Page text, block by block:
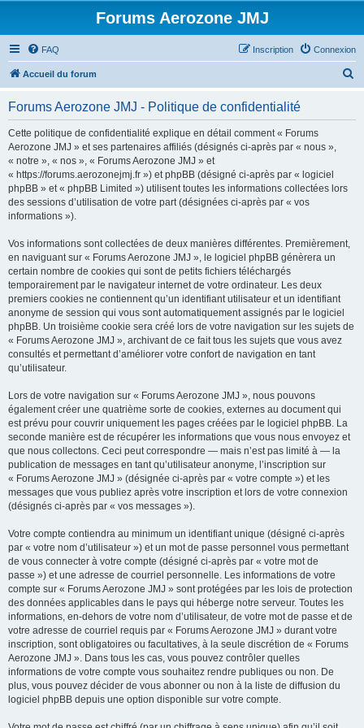
Forums Aerozone JMJ
FAQ Connexion
Inscription
Accueil du forum
Forums Aerozone JMJ - Politique de confidentialité
Cette politique de confidentialité explique en détail comment « Forums
Aerozone JMJ » et ses partenaires affiliés (désignés ci-après par « nous »,
« notre », « nos », « Forums Aerozone JMJ » et
« https://forums.aerozonejmj.fr ») et phpBB (désigné ci-après par « logiciel
phpBB » et « phpBB Limited ») utilisent toutes les informations collectées lors
des sessions d’utilisation de votre part (désignées ci-après par « vos
informations »).
Vos informations sont collectées de deux manières différentes. Premièrement,
en naviguant sur « Forums Aerozone JMJ », le logiciel phpBB génèrera un
certain nombre de cookies qui sont de petits fichiers téléchargés
temporairement par le navigateur internet de votre ordinateur. Les deux
premiers cookies ne contiennent qu’un identifiant utilisateur et un identifiant
anonyme de session qui vous sont automatiquement assignés par le logiciel
phpBB. Un troisième cookie sera créé lors de votre navigation sur les sujets de
« Forums Aerozone JMJ », archivant de ce fait tous les sujets que vous avez
consultés et permettant d’améliorer votre confort de navigation en tant
qu’utilisateur.
Lors de votre navigation sur « Forums Aerozone JMJ », nous pouvons
également créer une quatrième sorte de cookies, externes au document qui
est prévu pour couvrir uniquement les pages créées par le logiciel phpBB. La
seconde manière est de récupérer les informations que vous nous envoyez et
que nous collectons. Ceci peut correspondre — mais n’est pas limité à — la
publication de messages en tant qu’utilisateur anonyme, l’inscription sur
« Forums Aerozone JMJ » (désignée ci-après par « votre compte ») et les
messages que vous publiez après votre inscription et lors de votre connexion
(désignés ci-après par « vos messages »).
Votre compte contiendra au minimum un identifiant unique (désigné ci-après
par « votre nom d’utilisateur ») et un mot de passe personnel vous permettant
de vous connecter à votre compte (désigné ci-après par « votre mot de
passe ») et une adresse de courriel personnelle. Les informations de votre
compte sur « Forums Aerozone JMJ » sont protégées par les lois de protection
des données applicables dans le pays qui héberge notre serveur. Toutes les
informations, en-dehors de votre nom d’utilisateur, de votre mot de passe et de
votre adresse de courriel requis par « Forums Aerozone JMJ » durant votre
inscription, sont obligatoires ou facultatives, à la seule discrétion de « Forums
Aerozone JMJ ». Dans tous les cas, vous pouvez contrôler quelles
informations de votre compte vous souhaitez rendre publiques ou non. De
plus, vous pouvez décider de vous abonner ou non à la liste de diffusion du
logiciel phpBB depuis une option disponible sur votre compte.